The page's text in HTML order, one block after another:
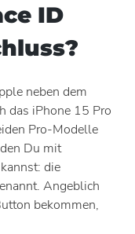
ID
neben dem
das iPhone 15 Pro
Pro-Modelle
Du mit
die
Angeblich
bekommen,